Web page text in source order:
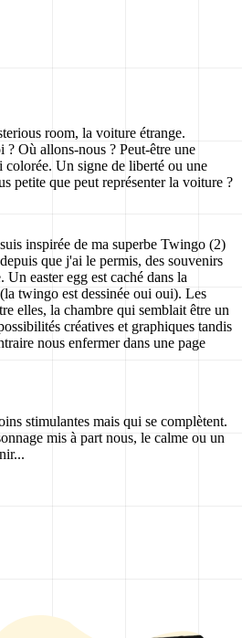
room, la voiture étrange.
Où allons-nous ? Peut-être une
colorée. Un signe de liberté ou une
petite que peut représenter la voiture ?
inspirée de ma superbe Twingo (2)
que j'ai le permis, des souvenirs
easter egg est caché dans la
twingo est dessinée oui oui). Les
elles, la chambre qui semblait être un
créatives et graphiques tandis
nous enfermer dans une page
stimulantes mais qui se complètent.
mis à part nous, le calme ou un